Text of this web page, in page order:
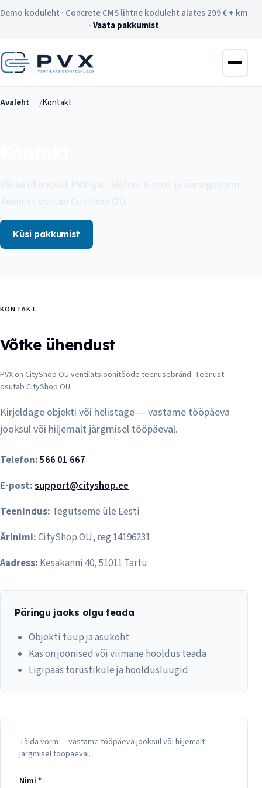
Demo koduleht · Concrete CMS lihtne koduleht alates 299 € + km
·Vaata pakkumist
Avaleht Kontakt
Küsi pakkumist
KONTAKT
Võtke ühendust
PVX on CityShop OÜ ventilatsioonitööde teenusebränd. Teenust
osutab CityShop OÜ.
Kirjeldage objekti või helistage — vastame tööpäeva
jooksul või hiljemalt järgmisel tööpäeval.
Telefon:566 01 667
E-post:support@cityshop.ee
Teenindus: Tegutseme üle Eesti
Ärinimi:CityShop OÜ, reg 14196231
Aadress: Kesakanni 40, 51011 Tartu
Päringu jaoks olgu teada
Objekti tüüp ja asukoht
Kas on joonised või viimane hooldus teada
Ligipääs torustikule ja hooldusluugid
Päringuvorm
Täida vorm — vastame tööpäeva jooksul või hiljemalt
järgmisel tööpäeval.
Nimi *